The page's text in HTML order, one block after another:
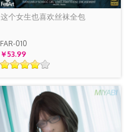
这个女生也喜欢丝袜全包
FAR-010
￥53.99